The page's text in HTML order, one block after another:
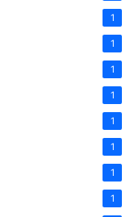
1
1
1
1
1
1
1
1